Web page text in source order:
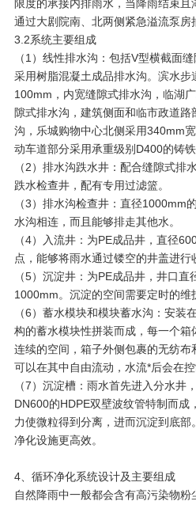
限度的承接内排雨水，当降雨结束
通过大剧院南、北两侧紧急溢流泵房
3.2系统主要组成
（1）线性排水沟：包括V型横截面
采用树脂混凝土成品排水沟。滨水步
100mm，内宽缝隙式排水沟，临湖
隙式排水沟，建筑侧面和临市政道
沟，乐城购物中心北侧采用340mm
动车道部分采用承重级别D400的铸铁
（2）排水沟跌水井：配合缝隙式排
跌水检查井，配有专用过滤篮。
（3）排水沟检查井：直径1000mm
水沟相连，而且能够排走其他水。
（4）入流井：为PE成品井，直径
点，能够将雨水通过镂空的井盖进行
（5）沉淀井：为PE成品井，井口
1000mm。沉淀的空间需要定时的维
（6）蓄水模块和模块蓄水沟：安装
构的蓄水模块性拼装而成，每一个
连续的空间，箱子外侧包裹的无纺
可以在其中自由流动，水流*后会在控
（7）沉淀槽：雨水首先进入分水井
DN600的HDPE双壁波纹管特制而成
力使微粒得到分离，进而沉淀到底
净化设施更高效。
4、循环净化系统设计及主要组成
自然降雨中一般都会含有高污染物